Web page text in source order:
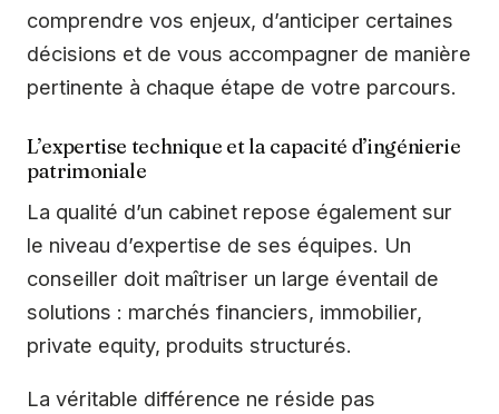
comprendre vos enjeux, d’anticiper certaines
décisions et de vous accompagner de manière
pertinente à chaque étape de votre parcours.
L’expertise technique et la capacité d’ingénierie
patrimoniale
La qualité d’un cabinet repose également sur
le niveau d’expertise de ses équipes. Un
conseiller doit maîtriser un large éventail de
solutions : marchés financiers, immobilier,
private equity, produits structurés.
La véritable différence ne réside pas